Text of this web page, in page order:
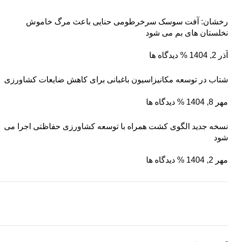
رخشان: آفت سوسک سرخرطومی حنایی باعث مرگ خاموش
نخلستان های بم می شود
آذر 2, 1404 % دیدگاه ها
شتاب در توسعه مکانیزاسیون باغبانی برای کاهش ضایعات کشاورزی
مهر 8, 1404 % دیدگاه ها
نسخه جدید الگوی کشت همراه با توسعه کشاورزی حفاظتی اجرا می
شود
مهر 2, 1404 % دیدگاه ها